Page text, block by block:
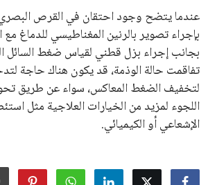
عندما يتضح وجود احتقان في القرص
بإجراء تصوير بالرنين المغناطيسي للدماغ مع
بجانب إجراء بزل قطني لقياس ضغط السائل
تفاقمت حالة الوذمة، قد يكون هناك حاجة
لتخفيف الضغط المعاكس، سواء عن طريق
اللجوء لمزيد من الخيارات العلاجية مثل
الإشعاعي أو الكيميائي.